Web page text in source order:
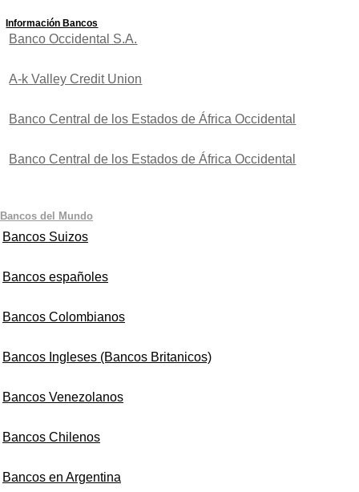
Información Bancos
Banco Occidental S.A.
A-k Valley Credit Union
Banco Central de los Estados de África Occidental
Banco Central de los Estados de África Occidental
Bancos del Mundo
Bancos Suizos
Bancos españoles
Bancos Colombianos
Bancos Ingleses (Bancos Britanicos)
Bancos Venezolanos
Bancos Chilenos
Bancos en Argentina